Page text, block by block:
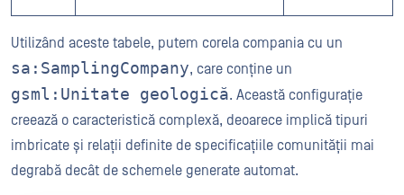
Utilizând aceste tabele, putem corela compania cu un
sa:SamplingCompany, care conține un
gsml:Unitate geologică. Această configurație
creează o caracteristică complexă, deoarece implică tipuri
imbricate și relații definite de specificațiile comunității mai
degrabă decât de schemele generate automat.